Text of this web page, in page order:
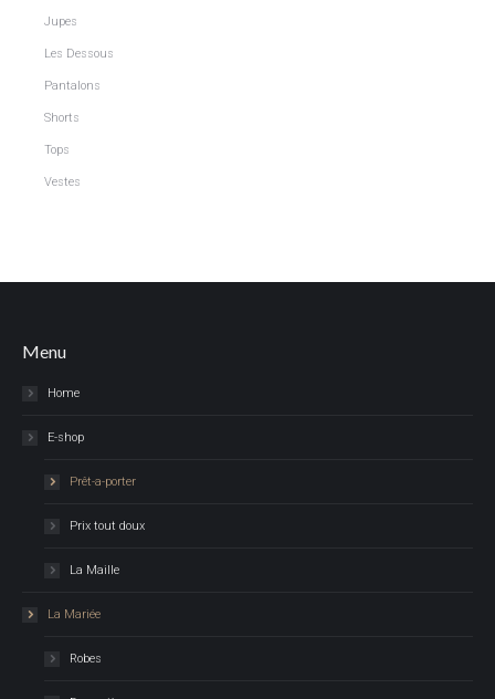
Jupes
Les Dessous
Pantalons
Shorts
Tops
Vestes
Menu
Home
E-shop
Prêt-a-porter
Prix tout doux
La Maille
La Mariée
Robes